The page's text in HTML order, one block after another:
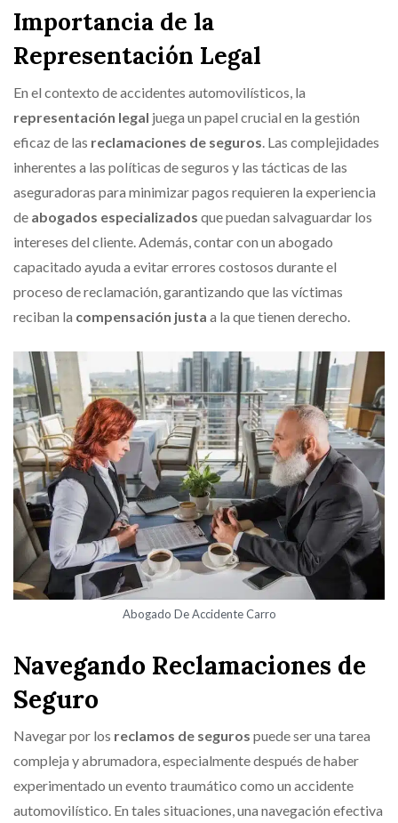
Importancia de la
Representación Legal
En el contexto de accidentes automovilísticos, la
representación legal juega un papel crucial en la gestión
eficaz de las reclamaciones de seguros. Las complejidades
inherentes a las políticas de seguros y las tácticas de las
aseguradoras para minimizar pagos requieren la experiencia
de abogados especializados que puedan salvaguardar los
intereses del cliente. Además, contar con un abogado
capacitado ayuda a evitar errores costosos durante el
proceso de reclamación, garantizando que las víctimas
reciban la compensación justa a la que tienen derecho.
Abogado De Accidente Carro
Navegando Reclamaciones de
Seguro
Navegar por los reclamos de seguros puede ser una tarea
compleja y abrumadora, especialmente después de haber
experimentado un evento traumático como un accidente
automovilístico. En tales situaciones, una navegación efectiva